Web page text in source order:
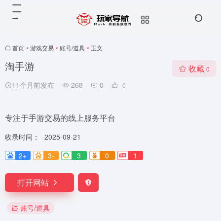
首页 • 游戏交易 • 账号/道具 • 正文
淘手游
11个月前发布 268 0 0
收藏 0
专注于手游交易的线上服务平台
收录时间：
2025-09-21
2+
3- 3 0 1
打开网站
账号/道具